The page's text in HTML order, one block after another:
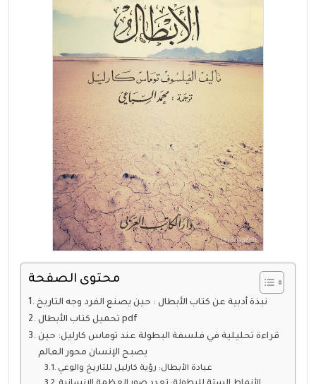
محتوى الصفحة
نبذة أدبية عن كتاب الأبطال : حين يصنع الفرد وجه التاريخ
تحميل كتاب الأبطال pdf
قراءة تحليلية في فلسفة البطولة عند توماس كارليل: حين
يصبح الإنسان محور العالم
عبادة الأبطال: رؤية كارليل للتاريخ والوعي